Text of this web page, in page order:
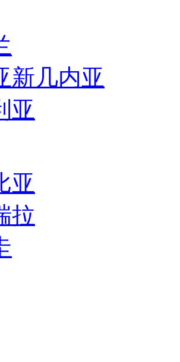
新几内亚
亚
亚
拉